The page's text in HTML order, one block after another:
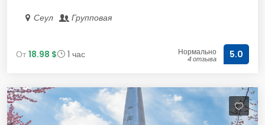
Сеул Групповая
От 18.98 $ 1 час Нормально
4 отзыва 5.0